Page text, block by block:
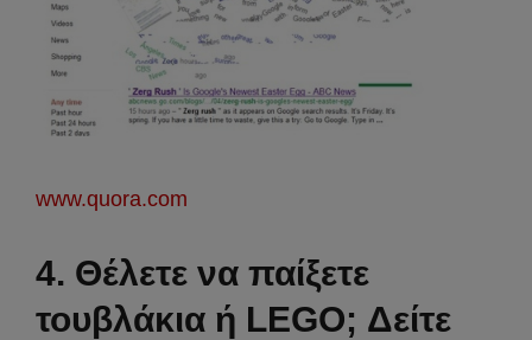
www.quora.com
4. Θέλετε να παίξετε
τουβλάκια ή LEGO; Δείτε